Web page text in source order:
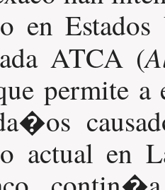
en
ATCA (
permite a
actual en